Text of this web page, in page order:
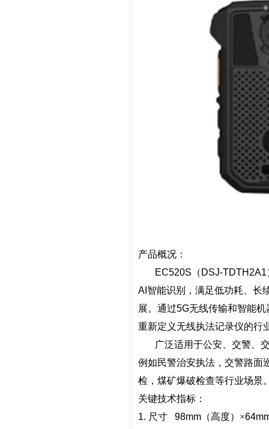
产品概况：
EC520S （ DSJ-TDTH2A1
AI 智能识别，满足低功耗、长
展。通过5G无线传输和智能
重新定义无线执法记录仪的行
广泛适用于公安、交警、
例如民警治安执法，交警路面
检，煤矿爆破检查等行业场景
关键技术指标：
1. 尺寸 98mm （高度）×